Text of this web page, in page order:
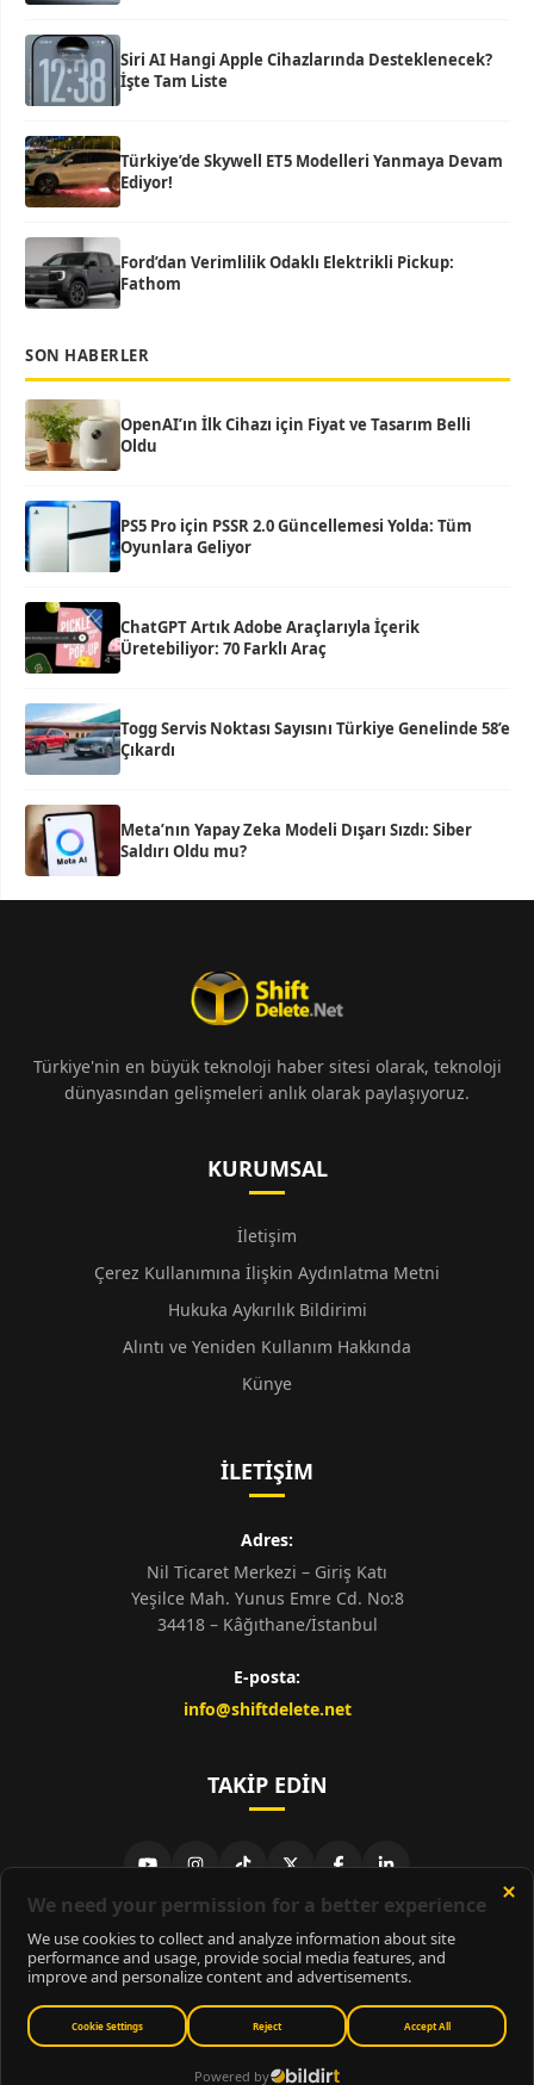
Siri AI Hangi Apple Cihazlarında Desteklenecek?
İşte Tam Liste
Türkiye’de Skywell ET5 Modelleri Yanmaya Devam
Ediyor!
Ford’dan Verimlilik Odaklı Elektrikli Pickup:
Fathom
SON HABERLER
OpenAI’ın İlk Cihazı için Fiyat ve Tasarım Belli
Oldu
PS5 Pro için PSSR 2.0 Güncellemesi Yolda: Tüm
Oyunlara Geliyor
ChatGPT Artık Adobe Araçlarıyla İçerik
Üretebiliyor: 70 Farklı Araç
Togg Servis Noktası Sayısını Türkiye Genelinde 58’e
Çıkardı
Meta’nın Yapay Zeka Modeli Dışarı Sızdı: Siber
Saldırı Oldu mu?
Türkiye'nin en büyük teknoloji haber sitesi olarak, teknoloji
dünyasından gelişmeleri anlık olarak paylaşıyoruz.
KURUMSAL
İletişim
Çerez Kullanımına İlişkin Aydınlatma Metni
Hukuka Aykırılık Bildirimi
Alıntı ve Yeniden Kullanım Hakkında
Künye
İLETIŞIM
Adres:
Nil Ticaret Merkezi – Giriş Katı
Yeşilce Mah. Yunus Emre Cd. No:8
34418 – Kâğıthane/İstanbul
E-posta:
info@shiftdelete.net
TAKIP EDIN
© 2026ShiftDelete.Net- Tüm hakları saklıdır.
ShiftDelete.Net, İnternet Medyası ve Bilişim Muhabirleri Derneği
üyesidir.